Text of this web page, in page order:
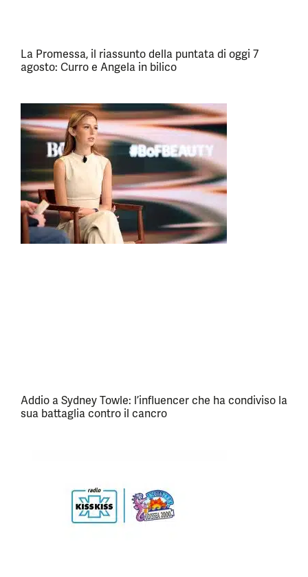
La Promessa, il riassunto della puntata di oggi 7
agosto: Curro e Angela in bilico
Addio a Sydney Towle: l’influencer che ha condiviso la
sua battaglia contro il cancro